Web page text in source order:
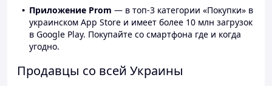
Приложение Prom — в топ-3 категории «Покупки» в
украинском App Store и имеет более 10 млн загрузок
в Google Play. Покупайте со смартфона где и когда
угодно.
Продавцы со всей Украины